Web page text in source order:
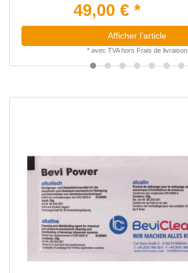
49,00 € *
Afficher l’article
* avec TVAhors Frais de livraison